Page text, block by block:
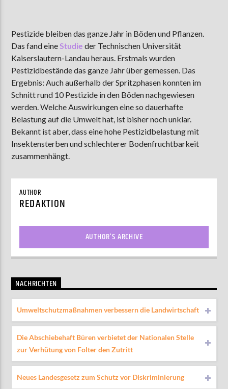
LE VILLAGE
POMME
AKTUELLE SENDUNG
MOEBIUS
12:00 18:00
ZU HÖREN INMünster
Pestizide bleiben das ganze Jahr in Böden und Pflanzen.
Das fand eineStudie der Technischen Universität
Kaiserslautern-Landau heraus. Erstmals wurden
Pestizidbestände das ganze Jahr über gemessen. Das
Ergebnis: Auch außerhalb der Spritzphasen konnten im
Schnitt rund 10 Pestizide in den Böden nachgewiesen
werden. Welche Auswirkungen eine so dauerhafte
Belastung auf die Umwelt hat, ist bisher noch unklar.
Bekannt ist aber, dass eine hohe Pestizidbelastung mit
Insektensterben und schlechterer Bodenfruchtbarkeit
zusammenhängt.
AUTHOR
REDAKTION
AUTHOR'S ARCHIVE
NACHRICHTEN
Umweltschutzmaßnahmen verbessern die Landwirtschaft
Die Abschiebehaft Büren verbietet der Nationalen Stelle
zur Verhütung von Folter den Zutritt
Neues Landesgesetz zum Schutz vor Diskriminierung